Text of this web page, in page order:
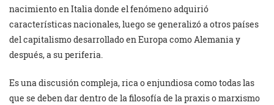
nacimiento en Italia donde el fenómeno adquirió
características nacionales, luego se generalizó a otros países
del capitalismo desarrollado en Europa como Alemania y
después, a su periferia.
Es una discusión compleja, rica o enjundiosa como todas las
que se deben dar dentro de la filosofía de la praxis o marxismo